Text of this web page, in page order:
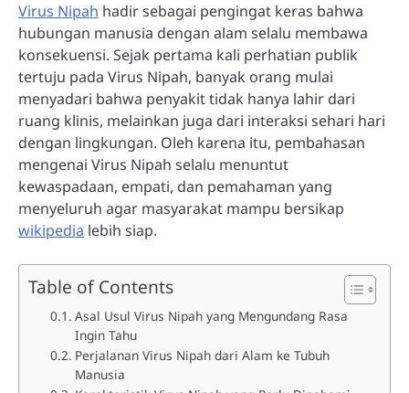
Virus Nipah hadir sebagai pengingat keras bahwa
hubungan manusia dengan alam selalu membawa
konsekuensi. Sejak pertama kali perhatian publik
tertuju pada Virus Nipah, banyak orang mulai
menyadari bahwa penyakit tidak hanya lahir dari
ruang klinis, melainkan juga dari interaksi sehari hari
dengan lingkungan. Oleh karena itu, pembahasan
mengenai Virus Nipah selalu menuntut
kewaspadaan, empati, dan pemahaman yang
menyeluruh agar masyarakat mampu bersikap
wikipedia lebih siap.
Table of Contents
Asal Usul Virus Nipah yang Mengundang Rasa
Ingin Tahu
Perjalanan Virus Nipah dari Alam ke Tubuh
Manusia